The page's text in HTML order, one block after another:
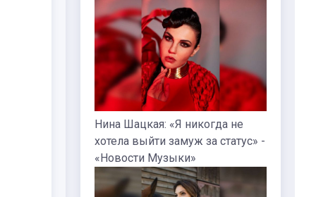
Нина Шацкая: «Я никогда не
хотела выйти замуж за статус» -
«Новости Музыки»